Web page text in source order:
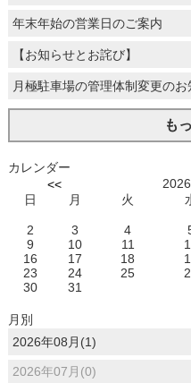
年末年始の営業日のご案内
【お知らせとお詫び】
月極駐車場の管理体制変更の
も
カレンダー
<<
日
月 火
2
3 4
9
10 11
16
17 18
23
24 25
30
31
月別
2026年08月(1)
2026年07月(0)